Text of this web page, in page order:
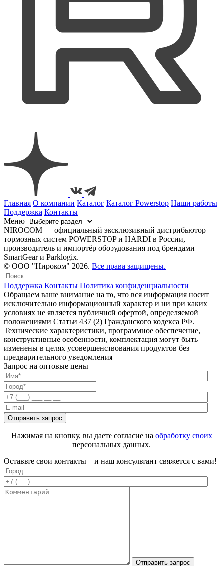
Главная О компании Каталог Каталог Powerstop Наши работы
Поддержка Контакты
Меню
NIROCOM — официальный эксклюзивный дистрибьютор
тормозных систем POWERSTOP и HARDI в России,
производитель и импортёр оборудования под брендами
SmartGear и Parklogix.
© ООО "Нироком" 2026. Все права защищены.
Поддержка Контакты Политика конфиденциальности
Обращаем ваше внимание на то, что вся информация носит
исключительно информационный характер и ни при каких
условиях не является публичной офертой, определяемой
положениями Статьи 437 (2) Гражданского кодекса РФ.
Технические характеристики, программное обеспечение,
конструктивные особенности, комплектация могут быть
изменены в целях усовершенствования продуктов без
предварительного уведомления
Запрос на оптовые цены
Нажимая на кнопку, вы даете согласие на обработку своих
персональных данных.
Оставьте свои контакты – и наш консультант свяжется с вами!